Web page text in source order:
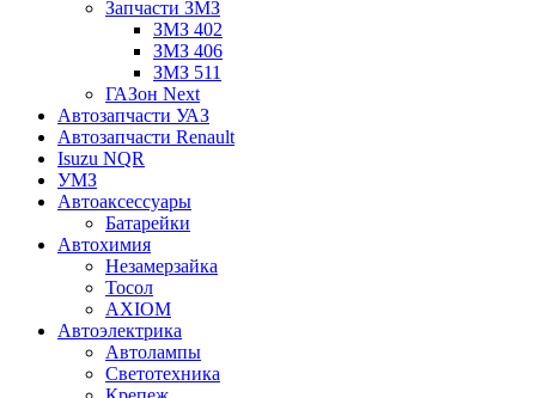
Запчасти ЗМЗ
ЗМЗ 402
ЗМЗ 406
ЗМЗ 511
ГАЗон Next
Автозапчасти УАЗ
Автозапчасти Renault
Isuzu NQR
УМЗ
Автоаксессуары
Батарейки
Автохимия
Незамерзайка
Тосол
AXIOM
Автоэлектрика
Автолампы
Светотехника